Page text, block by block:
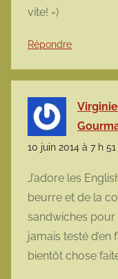
vite! =)
Répondre
10 juin 2014 à 7 h
J’adore les
beurre et de la
sandwiches pour
jamais testé
bientôt chose